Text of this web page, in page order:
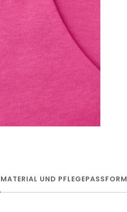
MATERIAL UND PFLEGEPASSFORM